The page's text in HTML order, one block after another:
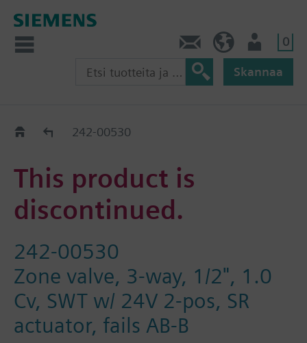
0
Skannaa
Old2New242-00530
This product is
discontinued.
242-00530
Zone valve, 3-way, 1/2", 1.0
Cv, SWT w/ 24V 2-pos, SR
actuator, fails AB-B